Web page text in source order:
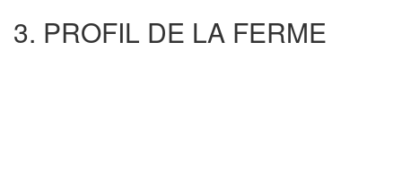
3. PROFIL DE LA FERME